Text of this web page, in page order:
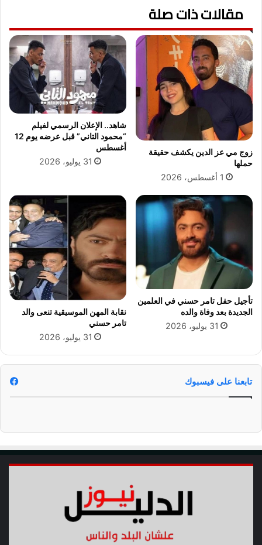
ط
م
خ
ا
ل
ف
ا
ت
ف
ي
ا
ل
ا
ل
م
خ
ا
ب
ب
د
ي
ه
ا
د
ة
ا
ل
إ
ع
د
د
ي
2
0
2
ل
ج
ز
ة
مقالات ذات صلة
زوج مي عز الدين يكشف حقيقة
حملها
1 أغسطس، 2026
شاهد.. الإعلان الرسمي لفيلم
“محمود التاني” قبل عرضه يوم 12
أغسطس
31 يوليو، 2026
تأجيل حفل تامر حسني في العلمين
الجديدة بعد وفاة والده
31 يوليو، 2026
نقابة المهن الموسيقية تنعى والد
تامر حسني
31 يوليو، 2026
تابعنا على فيسبوك